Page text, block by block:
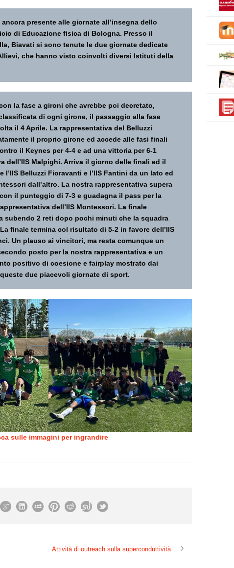
ancora presente alle giornate all’insegna dello
di Educazione fisica di Bologna. Presso il
Biavati si sono tenute le due giornate dedicate
che hanno visto coinvolti diversi Istituti della
la fase a gironi che avrebbe poi decretato,
di ogni girone, il passaggio alla fase
il 4 Aprile. La rappresentativa del Belluzzi
il proprio girone ed accede alle fasi finali
il Keynes per 4-4 e ad una vittoria per 6-1
dell’IIS Malpighi. Arriva il giorno delle finali ed il
Belluzzi Fioravanti e l’IIS Fantini da un lato ed
dall’altro. La nostra rappresentativa supera
il punteggio di 7-3 e guadagna il pass per la
dell’IIS Montessori. La finale
subendo 2 reti dopo pochi minuti che la squadra
finale termina col risultato di 5-2 in favore dell’IIS
Un plauso ai vincitori, ma resta comunque un
posto per la nostra rappresentativa e un
positivo di coesione e fairplay mostrato dai
due piacevoli giornate di sport.
sulle immagini per ingrandire
Attività di outreach sulla superconduttività